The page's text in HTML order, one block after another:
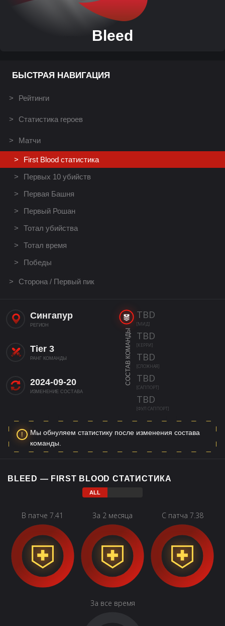
Bleed
БЫСТРАЯ НАВИГАЦИЯ
Рейтинги
Статистика героев
Матчи
First Blood статистика
Первых 10 убийств
Первая Башня
Первый Рошан
Тотал убийства
Тотал время
Победы
Сторона / Первый пик
Сингапур
РЕГИОН
Tier 3
РАНГ КОМАНДЫ
2024-09-20
ИЗМЕНЕНИЕ СОСТАВА
СОСТАВ КОМАНДЫ
TBD
[МИД]
TBD
[КЕРРИ]
TBD
[СЛОЖНАЯ]
TBD
[САППОРТ]
TBD
[ФУЛ САППОРТ]
Мы обнуляем статистику после изменения состава
команды.
BLEED — FIRST BLOOD СТАТИСТИКА
В патче 7.41 За 2 месяца С патча 7.38
За все время